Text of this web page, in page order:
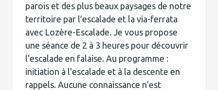
parois et des plus beaux paysages de notre
territoire par l’escalade et la via-ferrata
avec Lozère-Escalade. Je vous propose
une séance de 2 à 3 heures pour découvrir
l’escalade en falaise. Au programme :
initiation à l'escalade et à la descente en
rappels. Aucune connaissance n’est